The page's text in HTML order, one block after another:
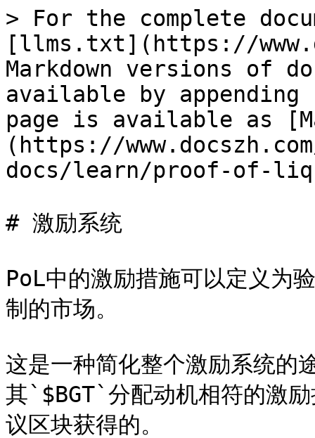
> For the complete
[llms.txt](https://
Markdown versions of
available by
page is available as
(https://
docs/learn/proof-of-
# 激励系统
PoL中的激励措施可以定义为
制的市场。
这是一种简化整个激励系统的
其`$BGT`分配动机相符的激
议区块获得的。